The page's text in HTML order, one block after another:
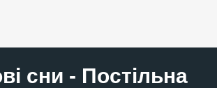
сни - Постільна